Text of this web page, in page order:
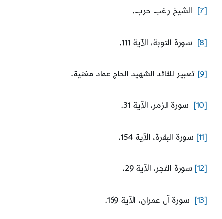
[7] الشيخ راغب حرب.
[8] سورة التوبة، الآية 111.
[9] تعبير للقائد الشهيد الحاج عماد مغنية.
[10] سورة الزمر، الآية 31.
[11] سورة البقرة، الآية 154.
[12] سورة الفجر، الآية 29.
[13] سورة آل عمران، الآية 169.